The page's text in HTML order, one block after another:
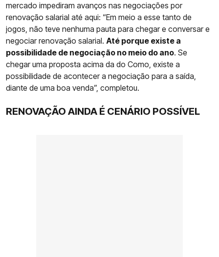
mercado impediram avanços nas negociações por
renovação salarial até aqui: “Em meio a esse tanto de
jogos, não teve nenhuma pauta para chegar e conversar e
negociar renovação salarial. Até porque existe a
possibilidade de negociação no meio do ano. Se
chegar uma proposta acima da do Como, existe a
possibilidade de acontecer a negociação para a saída,
diante de uma boa venda”, completou.
RENOVAÇÃO AINDA É CENÁRIO POSSÍVEL